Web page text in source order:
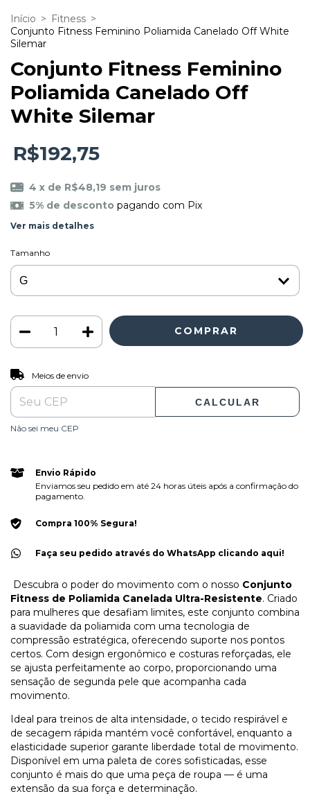
Início > Fitness >
Conjunto Fitness Feminino Poliamida Canelado Off White
Silemar
Conjunto Fitness Feminino
Poliamida Canelado Off
White Silemar
R$192,75
4 x de R$48,19 sem juros
5% de desconto pagando com Pix
Ver mais detalhes
Tamanho
Entregas para o CEP:
Meios de envio
CALCULAR
Não sei meu CEP
Envio Rápido
Enviamos seu pedido em até 24 horas úteis após a confirmação do
pagamento.
Compra 100% Segura!
Faça seu pedido através do WhatsApp clicando aqui!
Descubra o poder do movimento com o nosso Conjunto
Fitness de Poliamida Canelada Ultra-Resistente. Criado
para mulheres que desafiam limites, este conjunto combina
a suavidade da poliamida com uma tecnologia de
compressão estratégica, oferecendo suporte nos pontos
certos. Com design ergonômico e costuras reforçadas, ele
se ajusta perfeitamente ao corpo, proporcionando uma
sensação de segunda pele que acompanha cada
movimento.
Ideal para treinos de alta intensidade, o tecido respirável e
de secagem rápida mantém você confortável, enquanto a
elasticidade superior garante liberdade total de movimento.
Disponível em uma paleta de cores sofisticadas, esse
conjunto é mais do que uma peça de roupa — é uma
extensão da sua força e determinação.